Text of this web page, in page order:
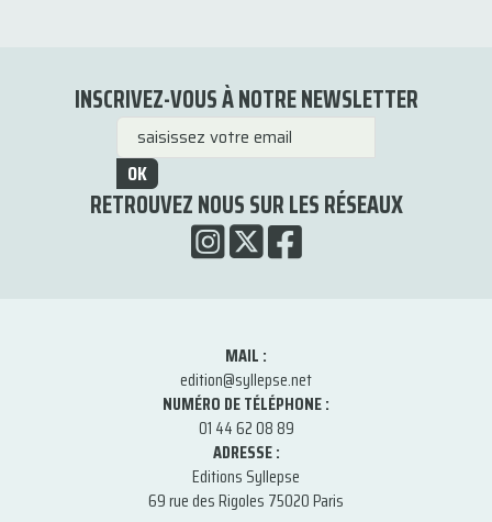
INSCRIVEZ-VOUS À NOTRE NEWSLETTER
OK
RETROUVEZ NOUS SUR LES RÉSEAUX
MAIL :
edition@syllepse.net
NUMÉRO DE TÉLÉPHONE :
01 44 62 08 89
ADRESSE :
Editions Syllepse
69 rue des Rigoles 75020 Paris